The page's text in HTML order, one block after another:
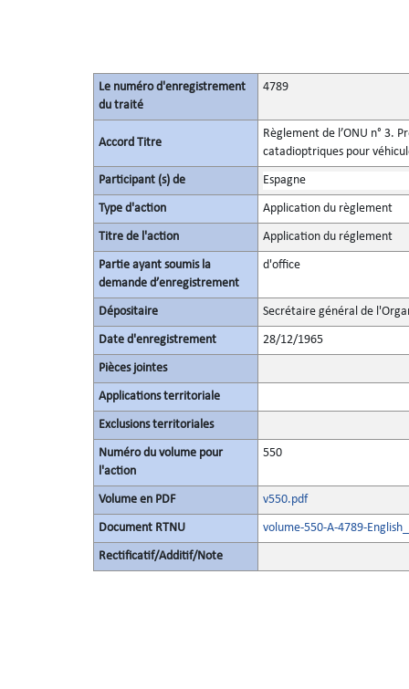
Le numéro d'enregistrement
du traité
4789
Accord Titre
Règlement de l’ONU n° 3.
catadioptriques pour
Participant (s) de Espagne
Type d'action Application du règlement
Titre de l'action Application du réglement
Partie ayant soumis la
demande d’enregistrement
d'office
Dépositaire Secrétaire général de
Date d'enregistrement 28/12/1965
Pièces jointes
Applications territoriale
Exclusions territoriales
Numéro du volume pour
l'action
550
Volume en PDF v550.pdf
Document RTNU volume-550-A-4789-
Rectificatif/Additif/Note